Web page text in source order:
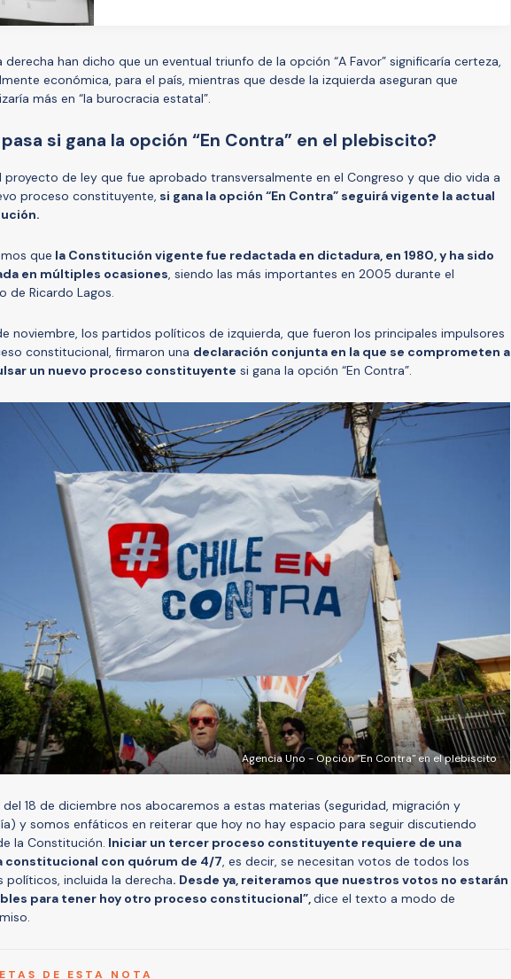
derecha han dicho que un eventual triunfo de la opción “A Favor” significaría certeza,
económica, para el país, mientras que desde la izquierda aseguran que
más en “la burocracia estatal”.
si gana la opción “En Contra” en el plebiscito?
proyecto de ley que fue aprobado transversalmente en el Congreso y que dio vida a
proceso constituyente, si gana la opción “En Contra” seguirá vigente la actual
que la Constitución vigente fue redactada en dictadura, en 1980, y ha sido
en múltiples ocasiones , siendo las más importantes en 2005 durante el
de Ricardo Lagos.
noviembre, los partidos políticos de izquierda, que fueron los principales impulsores
constitucional, firmaron una declaración conjunta en la que se comprometen a
un nuevo proceso constituyente si gana la opción “En Contra”.
Agencia Uno - Opción "En Contra" en el plebiscito
del 18 de diciembre nos abocaremos a estas materias (seguridad, migración y
y somos enfáticos en reiterar que hoy no hay espacio para seguir discutiendo
la Constitución. Iniciar un tercer proceso constituyente requiere de una
constitucional con quórum de 4/7, es decir, se necesitan votos de todos los
políticos, incluida la derecha. Desde ya, reiteramos que nuestros votos no estarán
para tener hoy otro proceso constitucional”,dice el texto a modo de
DE ESTA NOTA